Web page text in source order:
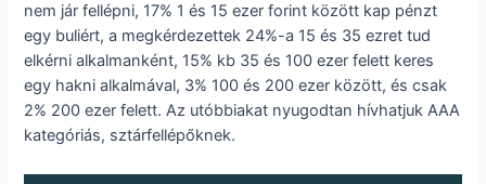
nem jár fellépni, 17% 1 és 15 ezer forint között kap pénzt
egy buliért, a megkérdezettek 24%-a 15 és 35 ezret tud
elkérni alkalmanként, 15% kb 35 és 100 ezer felett keres
egy hakni alkalmával, 3% 100 és 200 ezer között, és csak
2% 200 ezer felett. Az utóbbiakat nyugodtan hívhatjuk AAA
kategóriás, sztárfellépőknek.